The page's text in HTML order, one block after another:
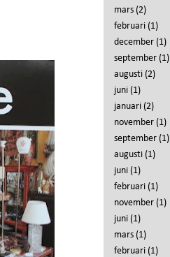
mars (2)
februari (1)
december (1)
september (1)
augusti (2)
juni (1)
januari (2)
november (1)
september (1)
augusti (1)
juni (1)
februari (1)
november (1)
juni (1)
mars (1)
februari (1)